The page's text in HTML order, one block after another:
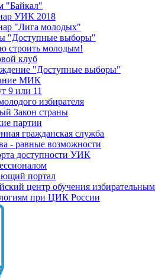
"Байкал"
УИК 2018
"Лига молодых"
"Доступные выборы"
строить молодым!
клуб
"Доступные выборы"
МИК
9 или 11
избирателя
Закон страны
партии
гражданская служба
- равные возможности
доступности УИК
портал
центр обучения избирательным
при ЦИК России